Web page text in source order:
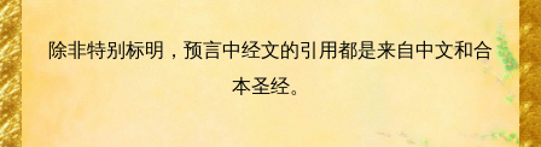
除非特别标明，预言中经文的引用都是来自中文和合
本圣经。